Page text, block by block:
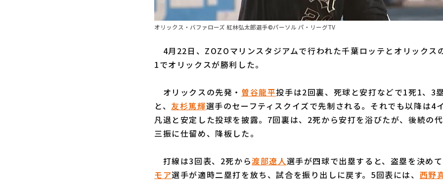
オリックス・バファローズ 紅林弘太郎選手©パーソル パ・リーグTV
4月22日、ZOZOマリンスタジアムで行われた千葉ロッテとオリックス
1でオリックスが勝利した。
オリックスの先発・ 曽谷龍平投手は2回裏、死球と安打などで1死1、3
と、友杉篤輝選手のセーフティスクイズで先制される。それでも以降は4
凡退と安定した投球を披露。7回裏は、2死から安打を浴びたが、後続の
三振に仕留め、降板した。
打線は3回表、2死から渡部遼人選手が四球で出塁すると、盗塁を決め
モア選手が適時二塁打を放ち、試合を振り出しに戻す。5回表には、 西野